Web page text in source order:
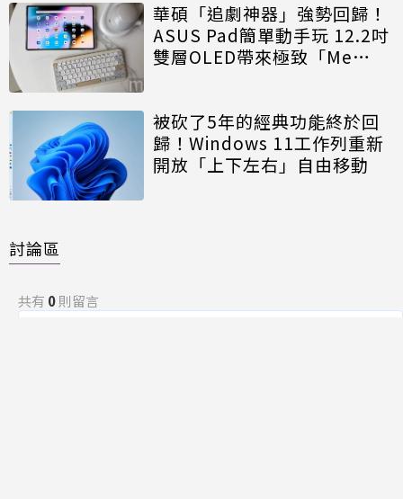
華碩「追劇神器」強勢回歸！
ASUS Pad簡單動手玩 12.2吋
雙層OLED帶來極致「Me
被砍了5年的經典功能終於回
歸！Windows 11工作列重新
開放「上下左右」自由移動
討論區
共有 0則留言